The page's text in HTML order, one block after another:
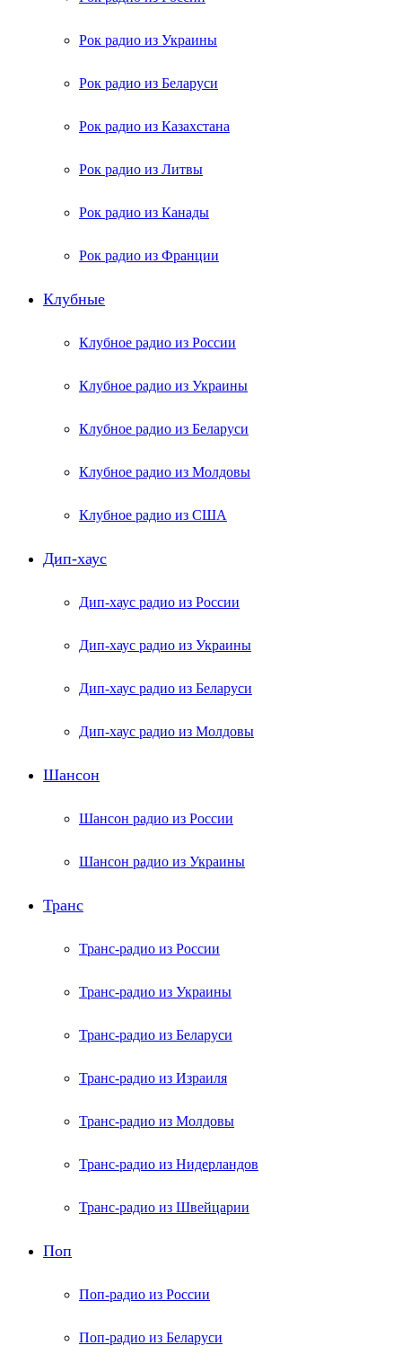
Рок радио из Украины
Рок радио из Беларуси
Рок радио из Казахстана
Рок радио из Литвы
Рок радио из Канады
Рок радио из Франции
Клубные
Клубное радио из России
Клубное радио из Украины
Клубное радио из Беларуси
Клубное радио из Молдовы
Клубное радио из США
Дип-хаус
Дип-хаус радио из России
Дип-хаус радио из Украины
Дип-хаус радио из Беларуси
Дип-хаус радио из Молдовы
Шансон
Шансон радио из России
Шансон радио из Украины
Транс
Транс-радио из России
Транс-радио из Украины
Транс-радио из Беларуси
Транс-радио из Израиля
Транс-радио из Молдовы
Транс-радио из Нидерландов
Транс-радио из Швейцарии
Поп
Поп-радио из России
Поп-радио из Беларуси